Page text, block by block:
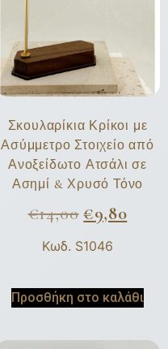
Σκουλαρίκια Κρίκοι με
Ασύμμετρο Στοιχείο από
Ανοξείδωτο Ατσάλι σε
Ασημί & Χρυσό Τόνο
€14,00 €9,80
Κωδ. S1046
Προσθήκη στο καλάθι